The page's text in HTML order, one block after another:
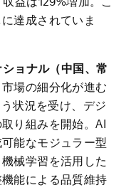
達成されていま
ョナル（中国、常
場の細分化が進む
状況を受け、デジ
り組みを開始。AI
能なモジュラー型
械学習を活用した
能による品質維持